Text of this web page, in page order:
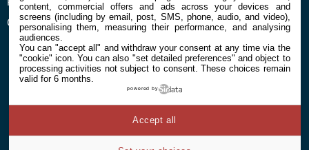
Qui sommes nous
content, commercial offers and ads across your devices and
screens (including by email, post, SMS, phone, audio, and video),
personalising them, measuring their performance, and analysing
audiences.
You can "accept all" and withdraw your consent at any time via the
"cookie" icon. You can also "set detailed preferences" and object to
processing activities not subject to consent. These choices remain
valid for 6 months.
powered by
Accept all